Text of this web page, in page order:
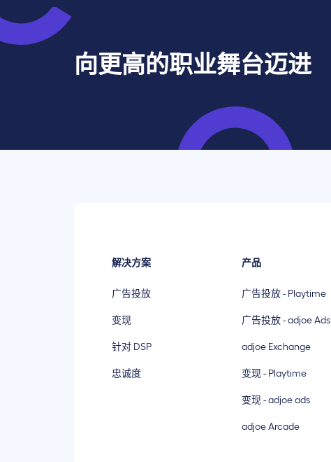
向更高的职业舞台迈进
解决方案
广告投放
变现
针对 DSP
忠诚度
产品
广告投放 - Playtime
广告投放 - adjoe Ads
adjoe Exchange
变现 - Playtime
变现 - adjoe ads
adjoe Arcade